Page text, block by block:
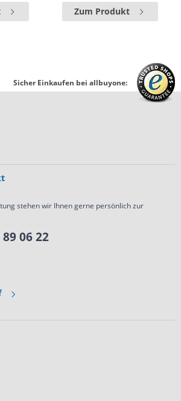
Zum Produkt
Sicher Einkaufen bei allbuyone:
stehen wir Ihnen gerne persönlich zur
06 22